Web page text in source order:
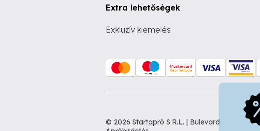
Extra lehetőségek
Exkluzív kiemelés
© 2026 Startapró S.R.L. | Bulevardul Dacia nr